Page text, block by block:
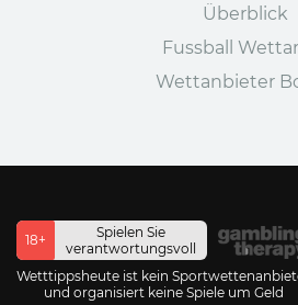
Überblick
Fussball
Wettanbieter
18+
Spielen Sie
verantwortungsvoll
Wetttippsheute ist kein
und organisiert keine Spiele um Geld